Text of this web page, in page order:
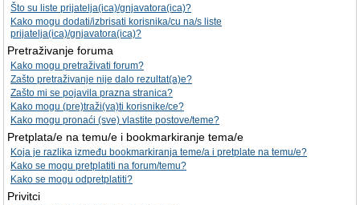
Što su liste prijatelja(ica)/gnjavatora(ica)?
Kako mogu dodati/izbrisati korisnika/cu na/s liste
prijatelja(ica)/gnjavatora(ica)?
Pretraživanje foruma
Kako mogu pretraživati forum?
Zašto pretraživanje nije dalo rezultat(a)e?
Zašto mi se pojavila prazna stranica?
Kako mogu (pre)traži(va)ti korisnike/ce?
Kako mogu pronaći (sve) vlastite postove/teme?
Pretplata/e na temu/e i bookmarkiranje tema/e
Koja je razlika između bookmarkiranja teme/a i pretplate na temu/e?
Kako se mogu pretplatiti na forum/temu?
Kako se mogu odpretplatiti?
Privitci